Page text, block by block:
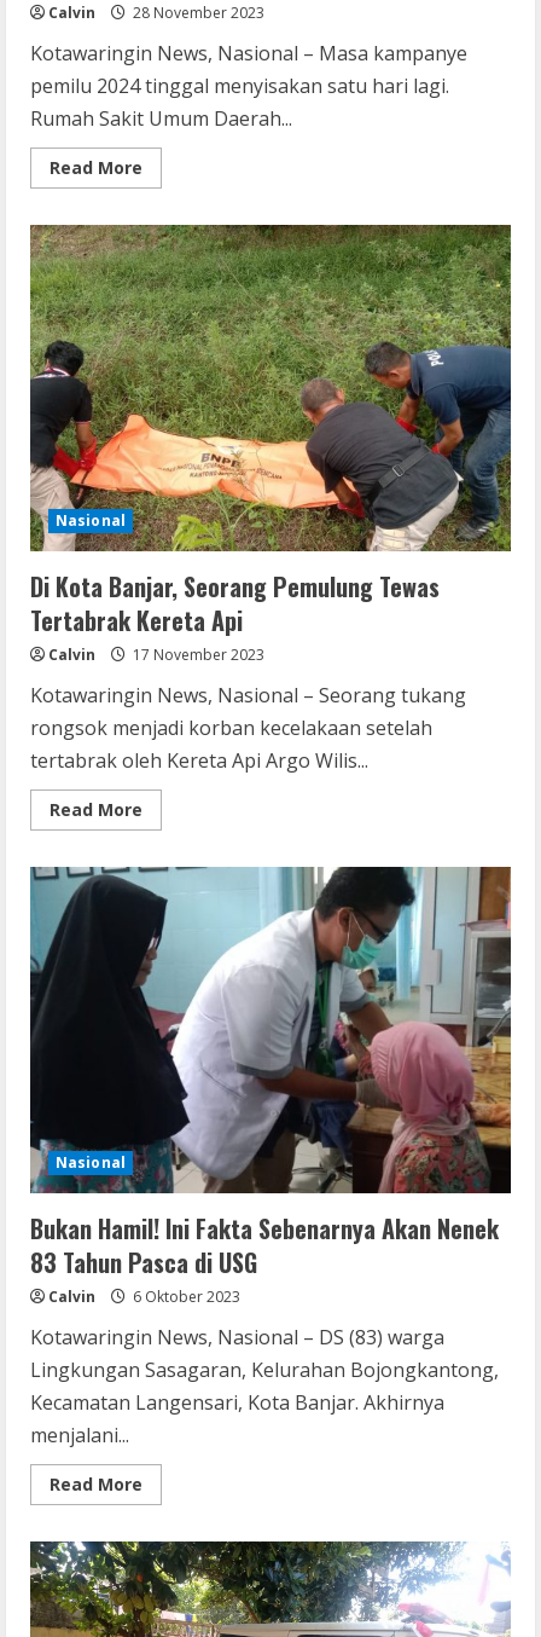
Calvin 28 November 2023
Kotawaringin News, Nasional – Masa kampanye
pemilu 2024 tinggal menyisakan satu hari lagi.
Rumah Sakit Umum Daerah...
Read More
more
Kota
Banjar
Sediakan
Ruangan
Khusus
bagi
Caleg
Stres
atau
Depresi
karena
Gagal
Pileg
Nasional
Di Kota Banjar, Seorang Pemulung Tewas
Tertabrak Kereta Api
Calvin 17 November 2023
Kotawaringin News, Nasional – Seorang tukang
rongsok menjadi korban kecelakaan setelah
tertabrak oleh Kereta Api Argo Wilis...
Read More
more
Kota
Banjar,
Seorang
Pemulung
Tewas
Tertabrak
Kereta
Api
Nasional
Bukan Hamil! Ini Fakta Sebenarnya Akan Nenek
83 Tahun Pasca di USG
Calvin 6 Oktober 2023
Kotawaringin News, Nasional – DS (83) warga
Lingkungan Sasagaran, Kelurahan Bojongkantong,
Kecamatan Langensari, Kota Banjar. Akhirnya
menjalani...
Read More
more
Hamil!
Ini
Fakta
Sebenarnya
Akan